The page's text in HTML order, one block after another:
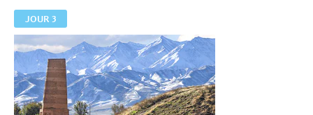
dans la Seconde Guerre mondiale), du musée de Frunze (à la
mémoire du fondateur de la capitale), du parc Dubovy (ou parc
des Chênes), de la galerie d’art en plein air et de la place Ala-Too.
Déjeuner.
Visite du marché d’Och. Installation dans un hôtel 3*.
Dîner en ville. Nuit à l'hôtel.
JOUR 3